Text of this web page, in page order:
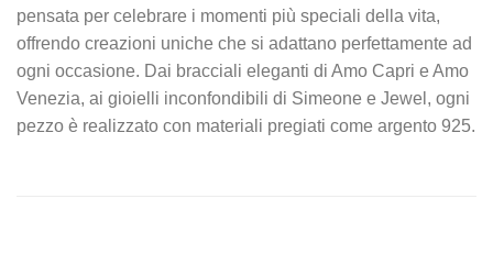
pensata per celebrare i momenti più speciali della vita,
offrendo creazioni uniche che si adattano perfettamente ad
ogni occasione. Dai bracciali eleganti di Amo Capri e Amo
Venezia, ai gioielli inconfondibili di Simeone e Jewel, ogni
pezzo è realizzato con materiali pregiati come argento 925.